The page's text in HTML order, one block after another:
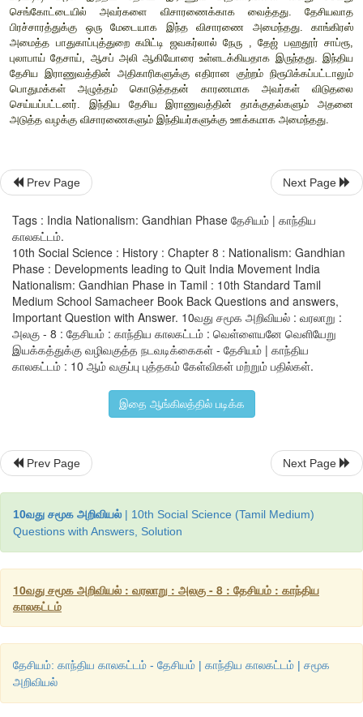
பிரிட்டிஷாரின் எதிரிகளோடு கைகோர்த்து பிரிட்டிஷ் அரசுக்கு
நடத்த அவர் விரும்பினார். 1941 மார்ச் மாதம்,அவர் தனது
நாடகத்தனமாக (மாறுவேடமணிந்து) தப்பித்து ஆப்கானிஸ்தான்
முதலில் அவர் சோவியத் யூனியனின் ஆதரவைப் பெற
பிரிட்டன் உள்ளிட்ட கூட்டணிப் படைகளுடன் சோவியத் யூனியன்
அவர் ஜெர்மனிக்கு சென்றார்.1943பிப்ரவரி மாதம்,நீர்மூழ்கிக்
ஜப்பான் சென்ற அவர்,இந்திய தேசிய இராணுவத்தின்
ஹிந்த் ஃபாஜ்) ஜெனரல் மோகன் சிங் உருவாக்கினார்,
லட்சுமி செகல் என்பவரால் நடத்தப்பட்டது. இது காந்தி பிரிகேட்
பெண்கள் பிரிவாக ராணி லக்ஷ்மி பாய் பிரிகேட் என மூன்று
சுபாஷ் சந்திர போஸ் மறுசீரமைத்தார். சுபாஷ் சந்திர போஸ்
இந்தியாவின் தற்காலிக அரசாங்கத்தை நிறுவினார்.'தில்லிக்கு
சலோ) என்ற முழக்கத்தை சுபாஷ் வெளியிட்டார். ஜப்பானிய
பகுதியாக இந்திய தேசிய இராணுவம் பணியில்
ஜப்பான் தோல்வி அடைந்த பிறகு இந்திய தேசிய இராணுவம்
தடைப்பட்டது. சுபாஷ் சந்திர போஸ் பயணம்
விபத்துக்குள்ளானதால் சுதந்திரத்துக்காக போராடிய அவரது
முடிவுக்கு வந்தன.
பிரிட்டிஷ் அரசு இந்திய தேசிய இராணுவ அதிகாரிகளை
பிரச்சாரத்துக்கு ஒரு மேடையாக இந்த விசாரணை
அமைத்த பாதுகாப்புத்துறை கமிட்டி ஜவகர்லால் நேரு
புலாபாய் தேசாய்,ஆசப் அலி ஆகியோரை உள்ளடக்கியதாக
Prev Page Next Page
Tags : India Nationalism: Gandhian Phase தேசியம் | காந்திய
காலகட்டம்.
10th Social Science : History : Chapter 8 : Nationalism: Gandhian
Phase : Developments leading to Quit India Movement India
Nationalism: Gandhian Phase in Tamil : 10th Standard Tamil
Medium School Samacheer Book Back Questions and answers,
Important Question with Answer. 10வது சமூக அறிவியல் : வரலாறு :
அலகு - 8 : தேசியம் : காந்திய காலகட்டம் : வெள்ளையனே வெளியேறு
இயக்கத்துக்கு வழிவகுத்த நடவடிக்கைகள் - தேசியம் | காந்திய
காலகட்டம் : 10 ஆம் வகுப்பு புத்தகம் கேள்விகள் மற்றும் பதில்கள்.
இதை ஆங்கிலத்தில் படிக்க
Prev Page Next Page
10வது சமூக அறிவியல் | 10th Social Science (Tamil Medium)
Questions with Answers, Solution
10வது சமூக அறிவியல் : வரலாறு : அலகு - 8 : தேசியம் : காந்திய
காலகட்டம்
தேசியம்: காந்திய காலகட்டம் - தேசியம் | காந்திய காலகட்டம் | சமூக
அறிவியல்